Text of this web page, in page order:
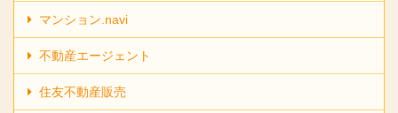
マンション.navi
不動産エージェント
住友不動産販売